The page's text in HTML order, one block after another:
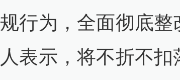
规行为，全面彻底
人表示，将不折不